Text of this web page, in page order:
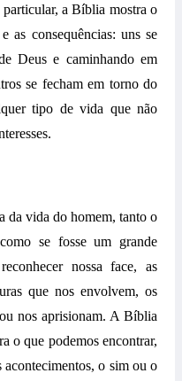
a Bíblia mostra o
as consequências: uns se
Deus e caminhando em
se fecham em torno do
tipo de vida que não
da vida do homem, tanto o
se fosse um grande
nossa face, as
que nos envolvem, os
nos aprisionam. A Bíblia
o que podemos encontrar,
acontecimentos, o sim ou o